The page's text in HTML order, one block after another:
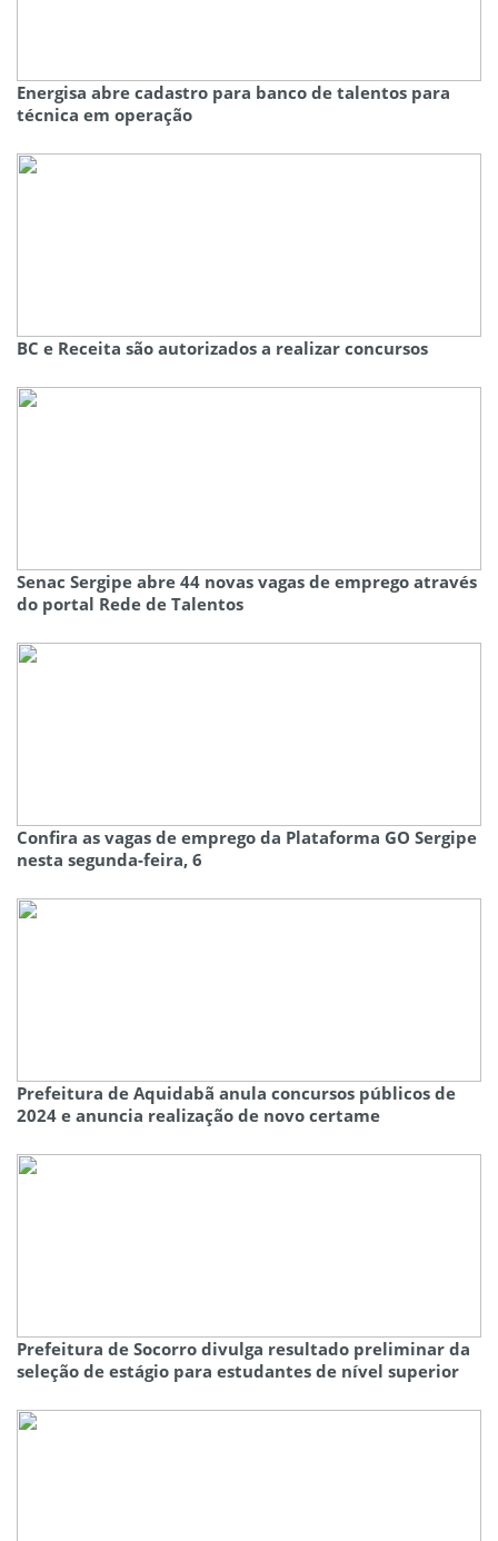
Energisa abre cadastro para banco de talentos para
técnica em operação
BC e Receita são autorizados a realizar concursos
Senac Sergipe abre 44 novas vagas de emprego através
do portal Rede de Talentos
Confira as vagas de emprego da Plataforma GO Sergipe
nesta segunda-feira, 6
Prefeitura de Aquidabã anula concursos públicos de
2024 e anuncia realização de novo certame
Prefeitura de Socorro divulga resultado preliminar da
seleção de estágio para estudantes de nível superior